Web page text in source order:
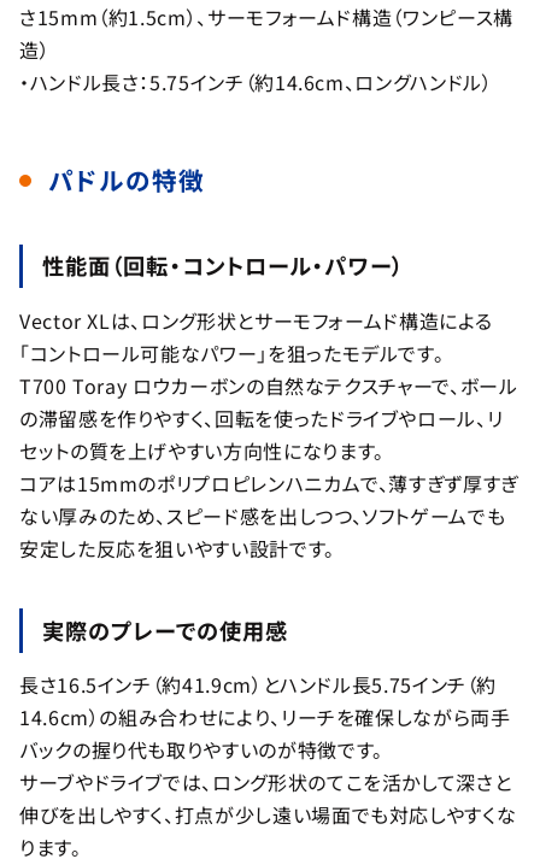
さ15mm（約1.5cm）、サーモフォームド構造（ワンピース構
造）
・ハンドル長さ：5.75インチ（約14.6cm、ロングハンドル）
パドルの特徴
性能面（回転・コントロール・パワー）
Vector XLは、ロング形状とサーモフォームド構造による
「コントロール可能なパワー」を狙ったモデルです。
T700 Toray ロウカーボンの自然なテクスチャーで、ボール
の滞留感を作りやすく、回転を使ったドライブやロール、リ
セットの質を上げやすい方向性になります。
コアは15mmのポリプロピレンハニカムで、薄すぎず厚すぎ
ない厚みのため、スピード感を出しつつ、ソフトゲームでも
安定した反応を狙いやすい設計です。
実際のプレーでの使用感
長さ16.5インチ（約41.9cm）とハンドル長5.75インチ（約
14.6cm）の組み合わせにより、リーチを確保しながら両手
バックの握り代も取りやすいのが特徴です。
サーブやドライブでは、ロング形状のてこを活かして深さと
伸びを出しやすく、打点が少し遠い場面でも対応しやすくな
ります。